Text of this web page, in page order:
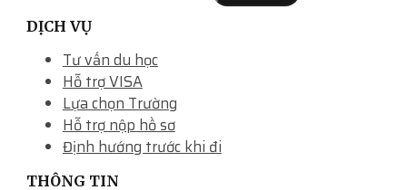
DỊCH VỤ
Tư vấn du học
Hỗ trợ VISA
Lựa chọn Trường
Hỗ trợ nộp hồ sơ
Định hướng trước khi đi
THÔNG TIN